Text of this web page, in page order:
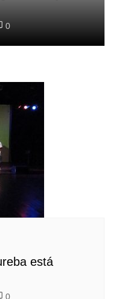
0
está
0